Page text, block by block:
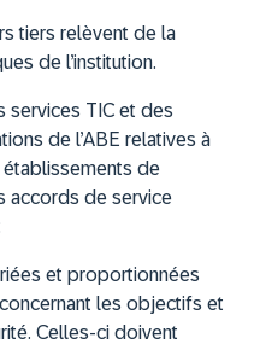
tiers relèvent de la
de l’institution.
services TIC et des
de l’ABE relatives à
établissements de
accords de service
et proportionnées
les objectifs et
Celles-ci doivent